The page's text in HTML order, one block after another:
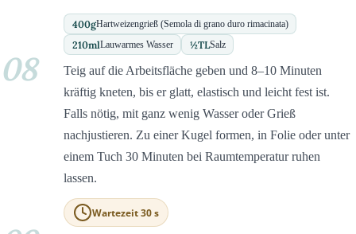
400gHartweizengrieß (Semola di grano duro rimacinata)
210mlLauwarmes Wasser ½TLSalz
08
Teig auf die Arbeitsfläche geben und 8–10 Minuten
kräftig kneten, bis er glatt, elastisch und leicht fest ist.
Falls nötig, mit ganz wenig Wasser oder Grieß
nachjustieren. Zu einer Kugel formen, in Folie oder unter
einem Tuch 30 Minuten bei Raumtemperatur ruhen
lassen.
Wartezeit 30 s